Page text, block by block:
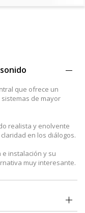
que ofrece un
de mayor
realista y enolvente
en los diálogos.
instalación y su
muy interesante.